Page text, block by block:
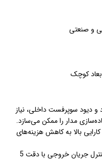
و دیود سوپرفست داخلی، نیاز
مدار را ممکن می‌سازد.
بالا به کاهش هزینه‌های
BP2863S قابلیت کنترل جریان خروجی با دقت 5